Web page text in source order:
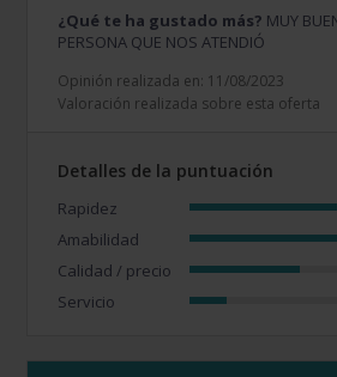
¿Qué te ha gustado más? MUY
PERSONA QUE NOS ATENDIÓ
Opinión realizada en: 11/08/2023
Valoración realizada sobre esta oferta
Detalles de la puntuación
Rapidez
Amabilidad
Calidad / precio
Servicio